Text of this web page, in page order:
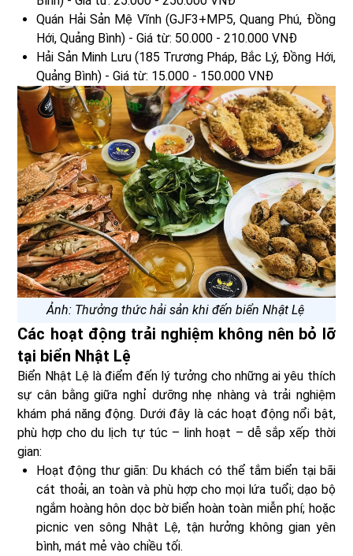
Quán Hải Sản Mệ Vĩnh (GJF3+MP5, Quang Phú, Đồng
Hới, Quảng Bình) - Giá từ: 50.000 - 210.000 VNĐ
Hải Sản Minh Lưu (185 Trương Pháp, Bắc Lý, Đồng Hới,
Quảng Bình) - Giá từ: 15.000 - 150.000 VNĐ
Ảnh: Thưởng thức hải sản khi đến biển Nhật Lệ
Các hoạt động trải nghiệm không nên bỏ lỡ
tại biển Nhật Lệ
Biển Nhật Lệ là điểm đến lý tưởng cho những ai yêu thích
sự cân bằng giữa nghỉ dưỡng nhẹ nhàng và trải nghiệm
khám phá năng động. Dưới đây là các hoạt động nổi bật,
phù hợp cho du lịch tự túc – linh hoạt – dễ sắp xếp thời
gian:
Hoạt động thư giãn: Du khách có thể tắm biển tại bãi
cát thoải, an toàn và phù hợp cho mọi lứa tuổi; dạo bộ
ngắm hoàng hôn dọc bờ biển hoàn toàn miễn phí; hoặc
picnic ven sông Nhật Lệ, tận hưởng không gian yên
bình, mát mẻ vào chiều tối.